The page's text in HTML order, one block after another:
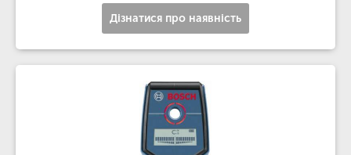
Дізнатися про наявність